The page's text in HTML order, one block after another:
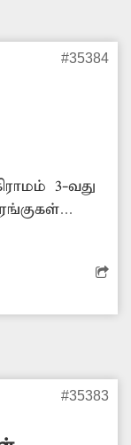
#35384
3-வது
புகுந்து
விரட்ட
#35383